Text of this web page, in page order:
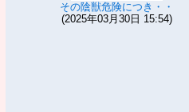
その陰獣危険につき・・
(2025年03月30日 15:54)